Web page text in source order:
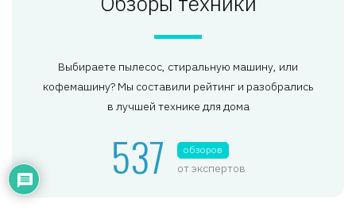
Выбираете пылесос, стиральную машину, или
кофемашину? Мы составили рейтинг и разобрались
в лучшей технике для дома
537 обзоров
от экспертов